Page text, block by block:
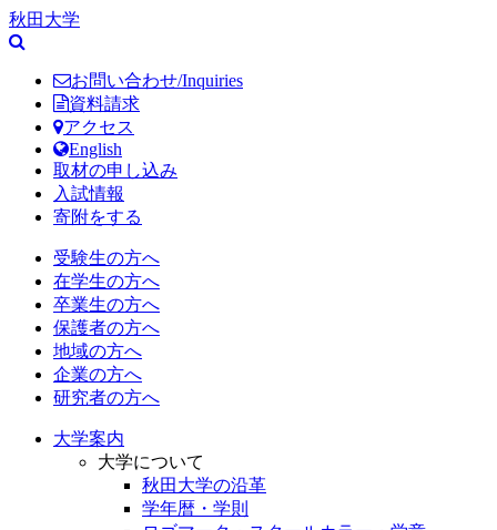
秋田大学
お問い合わせ/Inquiries
資料請求
アクセス
English
取材の申し込み
入試情報
寄附をする
受験生の方へ
在学生の方へ
卒業生の方へ
保護者の方へ
地域の方へ
企業の方へ
研究者の方へ
大学案内
大学について
秋田大学の沿革
学年暦・学則